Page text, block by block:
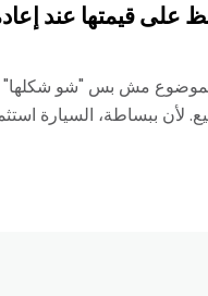
على قيمتها عند
الموضوع مش بس "شو
لأن ببساطة، السيارة